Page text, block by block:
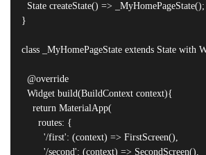
  State
createState() => _MyHomePageState();
}
class _MyHomePageState extends State with
  @override
  Widget build(BuildContext context){
    return MaterialApp(
      routes: {
        '/first': (context) => FirstScreen(),
        '/second': (context) => SecondScreen(),